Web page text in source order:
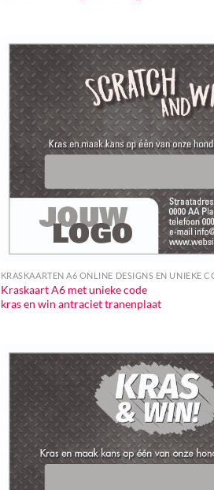
KRASKAARTEN A6 ONLINE DESIGNS EN UNIEKE
Kraskaart A6 met unieke code
kras en win antraciet tranenplaat